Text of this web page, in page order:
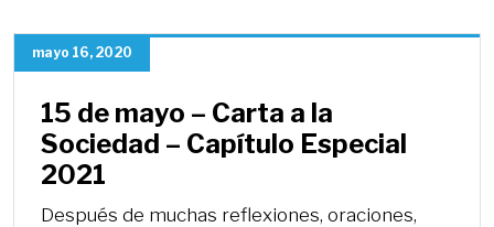
mayo 16, 2020
15 de mayo – Carta a la
Sociedad – Capítulo Especial
2021
Después de muchas reflexiones, oraciones,